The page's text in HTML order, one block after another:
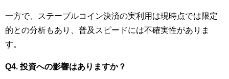
一方で、ステーブルコイン決済の実利用は現時点では限定
的との分析もあり、普及スピードには不確実性がありま
す。
Q4. 投資への影響はありますか？